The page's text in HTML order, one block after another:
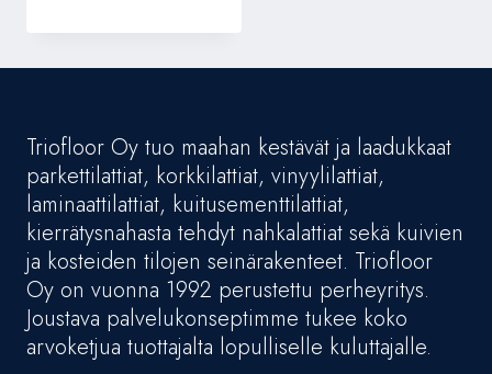
Triofloor Oy tuo maahan kestävät ja laadukkaat
parkettilattiat, korkkilattiat, vinyylilattiat,
laminaattilattiat, kuitusementtilattiat,
kierrätysnahasta tehdyt nahkalattiat sekä kuivien
ja kosteiden tilojen seinärakenteet. Triofloor
Oy on vuonna 1992 perustettu perheyritys.
Joustava palvelukonseptimme tukee koko
arvoketjua tuottajalta lopulliselle kuluttajalle.